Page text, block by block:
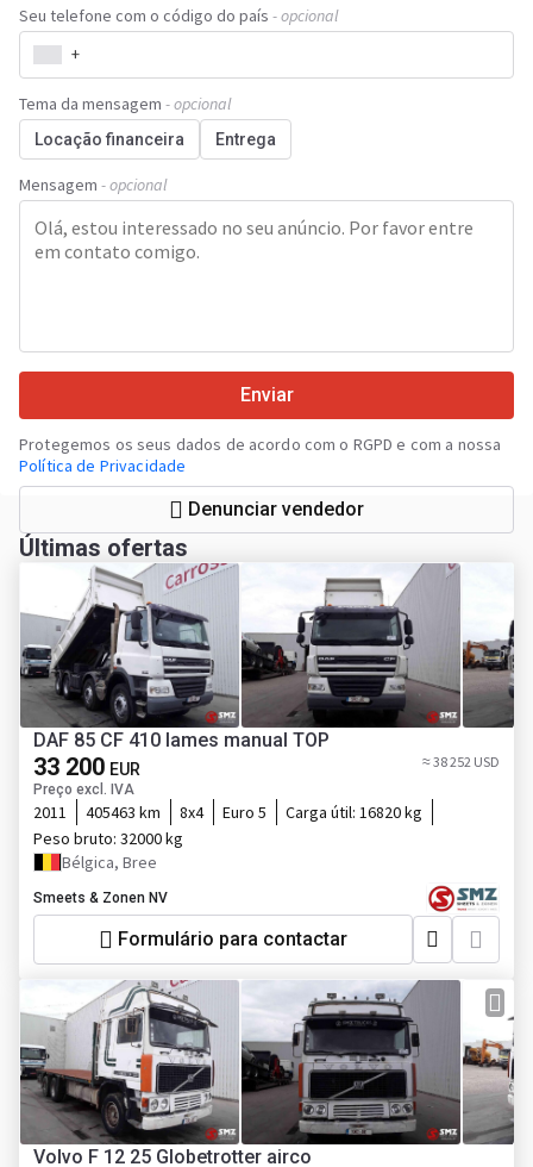
Seu telefone com o código do país - opcional
+
Tema da mensagem - opcional
Locação financeira Entrega
Mensagem - opcional
Enviar
Protegemos os seus dados de acordo com o RGPD e com a nossa
Política de Privacidade
Denunciar vendedor
Últimas ofertas
DAF 85 CF 410 lames manual TOP
33 200 EUR
Preço excl. IVA
≈ 38 252 USD
2011 405463 km 8x4 Euro 5 Carga útil: 16820 kg
Peso bruto: 32000 kg
Bélgica, Bree
Smeets & Zonen NV
Formulário para contactar
Volvo F 12 25 Globetrotter airco